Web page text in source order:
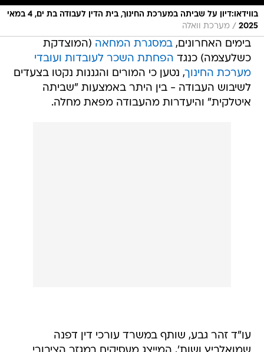
בווידאו:דיון על שביתה במערכת החינוך, בית הדין לעבודה בת ים, 4 במאי
2025
/ מערכת וואלה
בימים האחרונים,במסגרת המחאה (המוצדקת
כשלעצמה) כנגד הפחתת השכר לעובדות ועובדי
מערכת החינוך, נטען כי המורים והגננות נקטו בצעדים
לשיבוש העבודה - בין היתר באמצעות "שביתה
איטלקית" והיעדרות מהעבודה מפאת מחלה.
עו"ד זהר גבע, שותף במשרד עורכי דין דפנה